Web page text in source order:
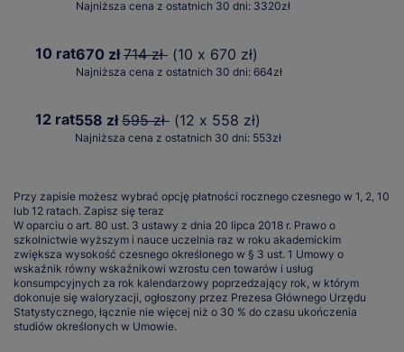
Najniższa cena z ostatnich 30 dni: 3320zł
10 rat670 zł714 zł (10 x 670 zł)
Najniższa cena z ostatnich 30 dni: 664zł
12 rat558 zł595 zł (12 x 558 zł)
Najniższa cena z ostatnich 30 dni: 553zł
Przy zapisie możesz wybrać opcję płatności rocznego czesnego w 1, 2, 10
lub 12 ratach. Zapisz się teraz
W oparciu o art. 80 ust. 3 ustawy z dnia 20 lipca 2018 r. Prawo o
szkolnictwie wyższym i nauce uczelnia raz w roku akademickim
zwiększa wysokość czesnego określonego w § 3 ust. 1 Umowy o
wskaźnik równy wskaźnikowi wzrostu cen towarów i usług
konsumpcyjnych za rok kalendarzowy poprzedzający rok, w którym
dokonuje się waloryzacji, ogłoszony przez Prezesa Głównego Urzędu
Statystycznego, łącznie nie więcej niż o 30 % do czasu ukończenia
studiów określonych w Umowie.